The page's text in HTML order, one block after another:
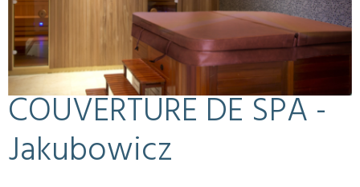
COUVERTURE DE SPA -
Jakubowicz